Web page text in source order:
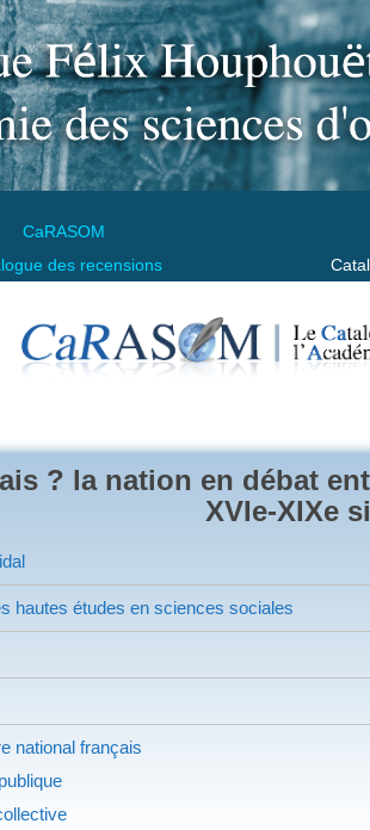
CaRASOM
des recensions
? la nation en débat
XVIe-XIXe
hautes études en sciences sociales
national français